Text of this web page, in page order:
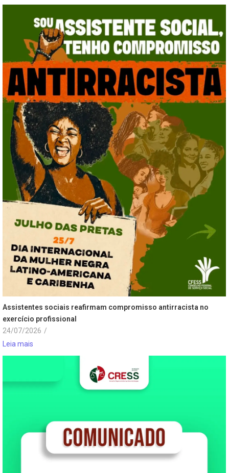
Assistentes sociais reafirmam compromisso antirracista no
exercício profissional
24/07/2026 /
Leia mais